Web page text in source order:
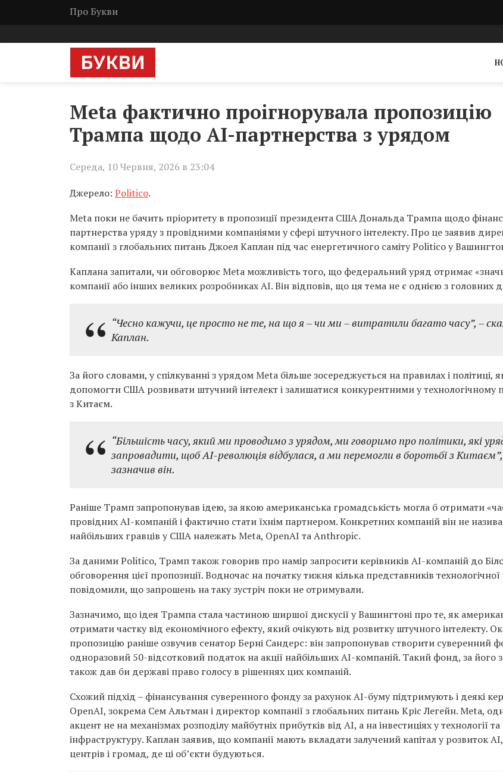
Про Букви
Meta фактично проігнорувала пропозицію
Трампа щодо AI-партнерства з урядом
Середа, 10 Червня, 2026 в 23:04
Джерело: Politico.
Meta поки не бачить пріоритету в пропозиції президента США Дональда Трампа щодо
партнерства уряду з провідними компаніями у сфері штучного інтелекту. Про це заявив
компанії з глобальних питань Джоел Каплан під час енергетичного саміту Politico у
Каплана запитали, чи обговорює Meta можливість того, що федеральний уряд отримає
компанії або інших великих розробниках AI. Він відповів, що ця тема не є однією з головних
“Чесно кажучи, це просто не те, на що я – чи ми – витратили багато часу”, –
Каплан.
За його словами, у спілкуванні з урядом Meta більше зосереджується на правилах і політиці,
допомогти США розвивати штучний інтелект і залишатися конкурентними у технологічному
з Китаєм.
“Більшість часу, який ми проводимо з урядом, ми говоримо про політики, які
запровадити, щоб AI-революція відбулася, а ми перемогли в боротьбі з Китаєм”,
зазначив він.
Раніше Трамп запропонував ідею, за якою американська громадськість могла б отримати
провідних AI-компаній і фактично стати їхнім партнером. Конкретних компаній він не
найбільших гравців у США належать Meta, OpenAI та Anthropic.
За даними Politico, Трамп також говорив про намір запросити керівників AI-компаній до
обговорення цієї пропозиції. Водночас на початку тижня кілька представників технологічної
повідомили, що запрошень на таку зустріч поки не отримували.
Зазначимо, що ідея Трампа стала частиною ширшої дискусії у Вашингтоні про те, як
отримати частку від економічного ефекту, який очікують від розвитку штучного інтелекту.
пропозицію раніше озвучив сенатор Берні Сандерс: він запропонував створити суверенний
одноразовий 50-відсотковий податок на акції найбільших AI-компаній. Такий фонд, за його
також дав би державі право голосу в рішеннях цих компаній.
Схожий підхід – фінансування суверенного фонду за рахунок AI-буму підтримують і деякі
OpenAI, зокрема Сем Альтман і директор компанії з глобальних питань Кріс Легейн. Meta,
акцент не на механізмах розподілу майбутніх прибутків від AI, а на інвестиціях у технології та
інфраструктуру. Каплан заявив, що компанії мають вкладати залучений капітал у розвиток
центрів і громад, де ці об’єкти будуються.